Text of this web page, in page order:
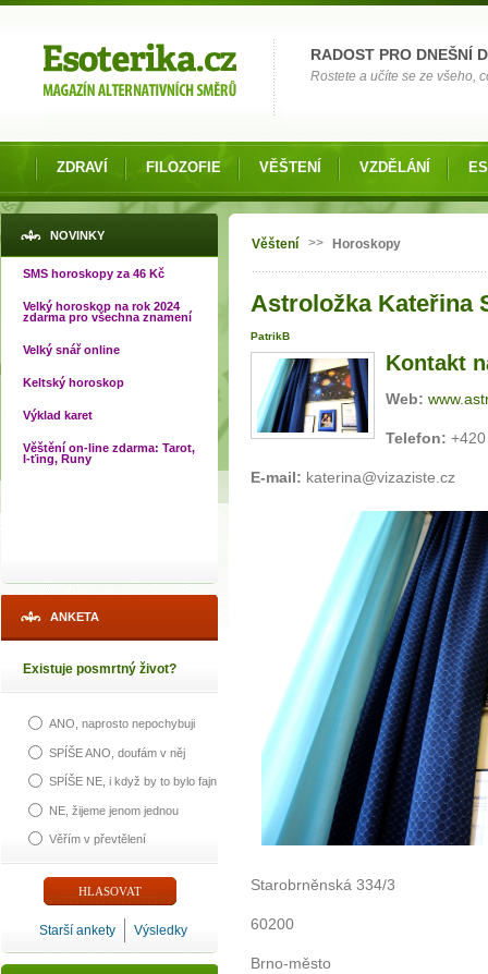
RADOST PRO DNEŠNÍ
Rostete a učíte se ze všeho,
ZDRAVÍ FILOZOFIE VĚŠTENÍ VZDĚLÁNÍ
NOVINKY
SMS horoskopy za 46 Kč
Velký horoskop na rok 2024
zdarma pro všechna znamení
Velký snář online
Keltský horoskop
Výklad karet
Věštění on-line zdarma: Tarot,
I-ťing, Runy
ANKETA
Existuje posmrtný život?
ANO, naprosto nepochybuji
SPÍŠE ANO, doufám v něj
SPÍŠE NE, i když by to bylo fajn
NE, žijeme jenom jednou
Věřím v převtělení
Starší ankety Výsledky
Jste zde
Věštení >> Horoskopy
Astroložka Kateřina
PatrikB
Kontakt
Web:
Telefon:
E-mail: katerina@vizaziste.cz
Starobrněnská 334/3
60200
Brno-město